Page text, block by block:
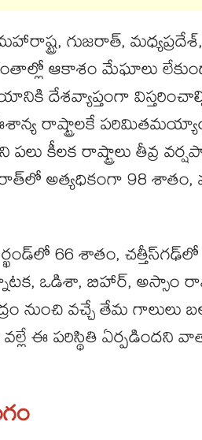
గుజరాత్,
ఆకాశం మేఘాలు
దేశవ్యాప్తంగా
రాష్ట్రాలకే
కీలక రాష్ట్రాలు తీవ్ర
అత్యధికంగా 98 శాతం,
66 శాతం,
ఒడిశా, బిహార్, అస్సాం
వచ్చే తేమ గాలులు
ఈ పరిస్థితి ఏర్పడిందని